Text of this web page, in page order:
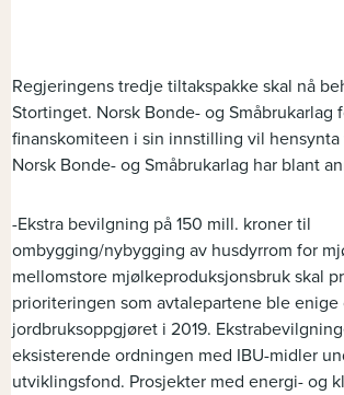
Regjeringens tredje tiltakspakke skal nå
Stortinget. Norsk Bonde- og Småbrukarlag
finanskomiteen i sin innstilling vil hensynta
Norsk Bonde- og Småbrukarlag har blant
-Ekstra bevilgning på 150 mill. kroner til
ombygging/nybygging av husdyrrom for
mellomstore mjølkeproduksjonsbruk skal
prioriteringen som avtalepartene ble enige
jordbruksoppgjøret i 2019.
eksisterende ordningen med IBU-midler
utviklingsfond. Prosjekter med energi- og